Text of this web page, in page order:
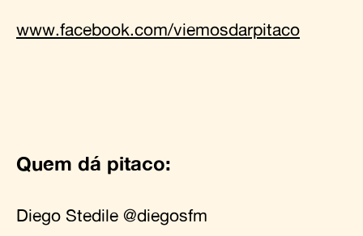
www.facebook.com/viemosdarpitaco
Quem dá pitaco:
Diego Stedile @diegosfm